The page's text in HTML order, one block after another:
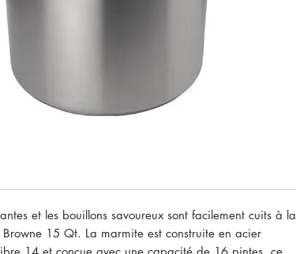
et les bouillons savoureux sont facilement cuits à la
15 Qt. La marmite est construite en acier